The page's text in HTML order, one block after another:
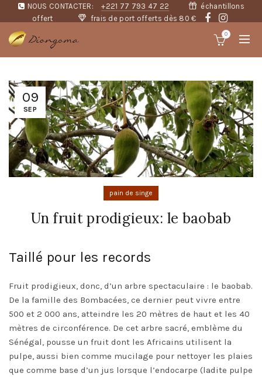
NOUS CONTACTER: +221 77 793 47 22
échantillons
offert
frais de port offerts dès 80 €
0
09
SEP
pain de singe
Un fruit prodigieux: le baobab
Taillé pour les records
Fruit prodigieux, donc, d’un arbre spectaculaire : le baobab.
De la famille des Bombacées, ce dernier peut vivre entre
500 et 2 000 ans, atteindre les 20 mètres de haut et les 40
mètres de circonférence. De cet arbre sacré, emblème du
Sénégal, pousse un fruit dont les Africains utilisent la
pulpe, aussi bien comme mucilage pour nettoyer les plaies
que comme base d’un jus lorsque l’endocarpe (ladite pulpe